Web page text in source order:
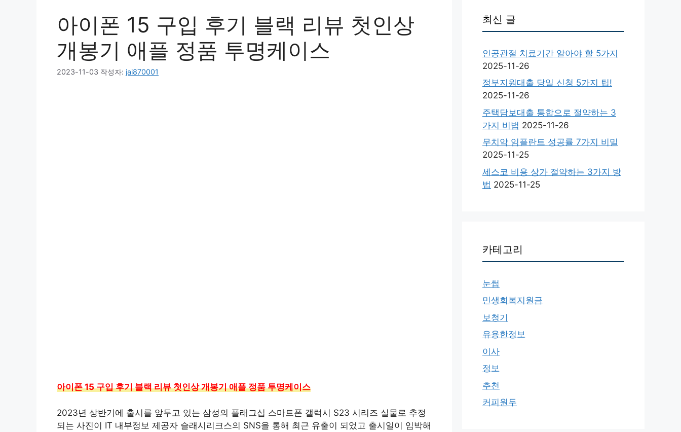
아이폰 15 구입 후기 블랙 리뷰 첫인상
개봉기 애플 정품 투명케이스
2023-11-03 작성자: jai870001
아이폰 15 구입 후기 블랙 리뷰 첫인상 개봉기 애플 정품 투명케이스
2023년 상반기에 출시를 앞두고 있는 삼성의 플래그십 스마트폰 갤럭시 S23 시리즈 실물로 추정
되는 사진이 IT 내부정보 제공자 슬래시리크스의 SNS을 통해 최근 유출이 되었고 출시일이 임박해
최신 글
인공관절 치료기간 알아야 할 5가지
2025-11-26
정부지원대출 당일 신청 5가지 팁!
2025-11-26
주택담보대출 통합으로 절약하는 3
가지 비법 2025-11-26
무치악 임플란트 성공률 7가지 비밀
2025-11-25
세스코 비용 상가 절약하는 3가지 방
법 2025-11-25
카테고리
눈썹
민생회복지원금
보청기
유용한정보
이사
정보
추천
커피원두